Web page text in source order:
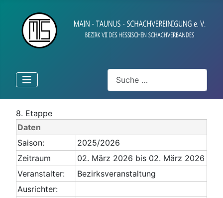
Suchen
8. Etappe
Daten
Saison:
2025/2026
Zeitraum
02. März 2026 bis 02. März 2026
Veranstalter:
Bezirksveranstaltung
Ausrichter: